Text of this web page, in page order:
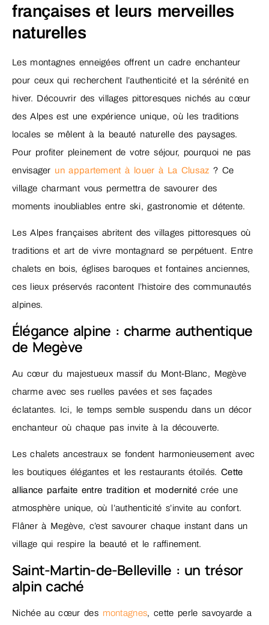
françaises et leurs merveilles
naturelles
Les montagnes enneigées offrent un cadre enchanteur
pour ceux qui recherchent l’authenticité et la sérénité en
hiver. Découvrir des villages pittoresques nichés au cœur
des Alpes est une expérience unique, où les traditions
locales se mêlent à la beauté naturelle des paysages.
Pour profiter pleinement de votre séjour, pourquoi ne pas
envisager un appartement à louer à La Clusaz ? Ce
village charmant vous permettra de savourer des
moments inoubliables entre ski, gastronomie et détente.
Les Alpes françaises abritent des villages pittoresques où
traditions et art de vivre montagnard se perpétuent. Entre
chalets en bois, églises baroques et fontaines anciennes,
ces lieux préservés racontent l’histoire des communautés
alpines.
Élégance alpine : charme authentique
de Megève
Au cœur du majestueux massif du Mont-Blanc, Megève
charme avec ses ruelles pavées et ses façades
éclatantes. Ici, le temps semble suspendu dans un décor
enchanteur où chaque pas invite à la découverte.
Les chalets ancestraux se fondent harmonieusement avec
les boutiques élégantes et les restaurants étoilés. Cette
alliance parfaite entre tradition et modernitécrée une
atmosphère unique, où l’authenticité s’invite au confort.
Flâner à Megève, c’est savourer chaque instant dans un
village qui respire la beauté et le raffinement.
Saint-Martin-de-Belleville : un trésor
alpin caché
Nichée au cœur des montagnes, cette perle savoyarde a